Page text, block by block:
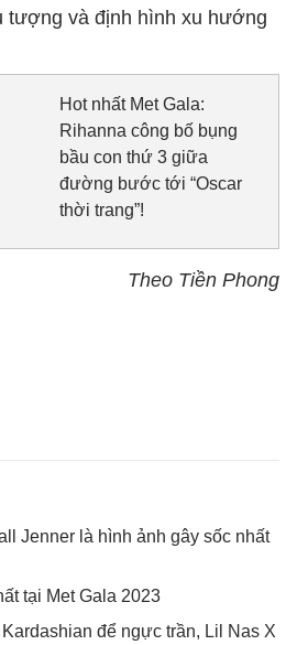
tượng và định hình xu hướng
Hot nhất Met Gala:
Rihanna công bố bụng
bầu con thứ 3 giữa
đường bước tới “Oscar
thời trang”!
Theo Tiền Phong
Jenner là hình ảnh gây sốc nhất
tại Met Gala 2023
để ngực trần, Lil Nas X